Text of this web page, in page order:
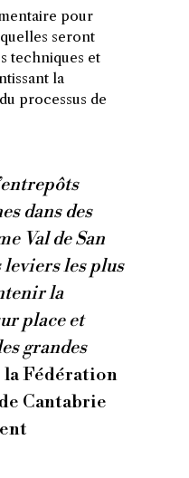
pour
seront
techniques et
la
processus de
dans des
Val de San
leviers les plus
la
place et
grandes
la Fédération
Cantabrie